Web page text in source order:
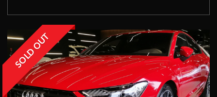
SOLD OUT